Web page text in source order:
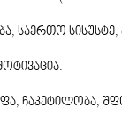
სისუსტე,
ჩაკეტილობა,